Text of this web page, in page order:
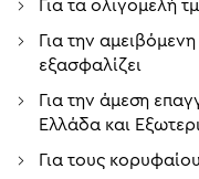
Για τα ολιγομελή
Για την
εξασφαλίζει
Για την άμεση
Ελλάδα και
Για τους